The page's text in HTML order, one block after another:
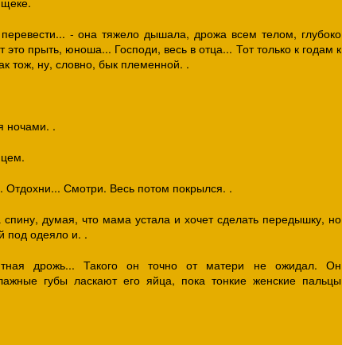
- она тяжело дышала, дрожа всем телом, глубоко
прыть, юноша... Господи, весь в отца... Тот только к годам к
тож, ну, словно, бык племенной. .
ночами. .
Смотри. Весь потом покрылся. .
думая, что мама устала и хочет сделать передышку, но
под одеяло и. .
дрожь... Такого он точно от матери не ожидал. Он
губы ласкают его яйца, пока тонкие женские пальцы